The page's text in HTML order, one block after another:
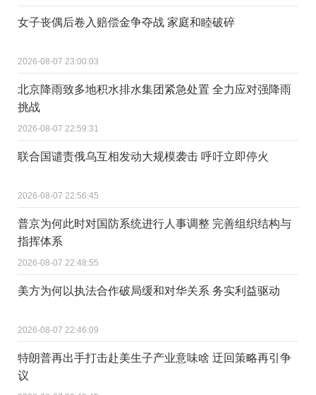
女子丧偶后卷入赔偿金争夺战 家庭和睦破碎
2026-08-07 23:00:03
北京降雨致多地积水排水集团紧急处置 全力应对强降雨
挑战
2026-08-07 22:59:31
联合国谴责俄乌互相发动大规模袭击 呼吁立即停火
2026-08-07 22:56:45
普京为何此时对国防系统进行人事调整 完善组织结构与
指挥体系
2026-08-07 22:48:55
美方为何以执法合作破局缓和对华关系 务实利益驱动
2026-08-07 22:46:09
特朗普再出手打击赴美生子产业意味啥 迂回策略再引争
议